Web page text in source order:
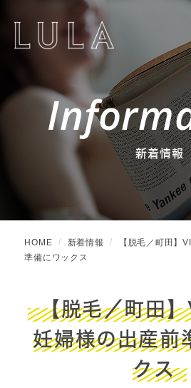
新着情報
HOME 新着情報
【脱毛／町田】
準備にワックス
【脱毛／町田
妊婦様の出産前
クス